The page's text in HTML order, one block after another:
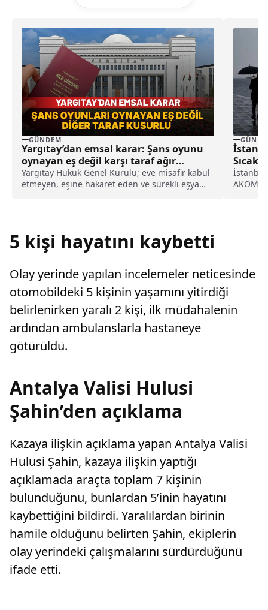
GÜNDEM
Yargıtay’dan emsal karar: Şans oyunu
oynayan eş değil karşı taraf ağır
kusurlu sayıldı
Yargıtay Hukuk Genel Kurulu; eve misafir kabul
etmeyen, eşine hakaret eden ve sürekli eşya
AKOM
5 kişi hayatını kaybetti
Olay yerinde yapılan incelemeler neticesinde
otomobildeki 5 kişinin yaşamını yitirdiği
belirlenirken yaralı 2 kişi, ilk müdahalenin
ardından ambulanslarla hastaneye
götürüldü.
Antalya Valisi Hulusi
Şahin’den açıklama
Kazaya ilişkin açıklama yapan Antalya Valisi
Hulusi Şahin, kazaya ilişkin yaptığı
açıklamada araçta toplam 7 kişinin
bulunduğunu, bunlardan 5’inin hayatını
kaybettiğini bildirdi. Yaralılardan birinin
hamile olduğunu belirten Şahin, ekiplerin
olay yerindeki çalışmalarını sürdürdüğünü
ifade etti.